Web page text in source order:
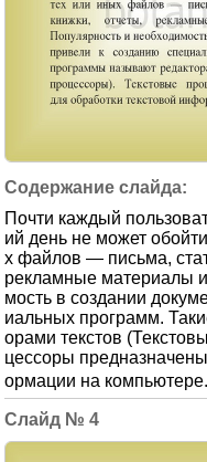
Почти каждый
ий день не может
х файлов — письма,
рекламные материалы
мость в создании
иальных программ.
орами текстов
цессоры
ормации на
4